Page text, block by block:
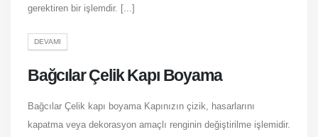
gerektiren bir işlemdir. [...]
DEVAMI
Bağcılar Çelik Kapı Boyama
Bağcılar Çelik kapı boyama Kapınızın çizik, hasarlarını
kapatma veya dekorasyon amaçlı renginin değiştirilme işlemidir.